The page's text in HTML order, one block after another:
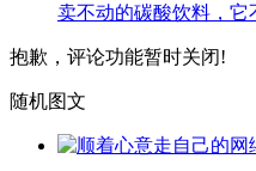
卖不动的碳酸饮料，它
抱歉，评论功能暂时关闭!
随机图文